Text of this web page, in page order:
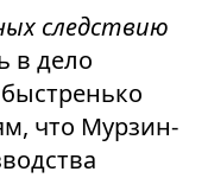
следствию
в дело
что Мурзин-